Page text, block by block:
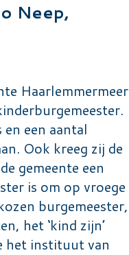
Neep,
Haarlemmermeer
een aantal
Ook kreeg zij de
gemeente een
is om op vroege
burgemeester,
het ‘kind zijn’
het instituut van